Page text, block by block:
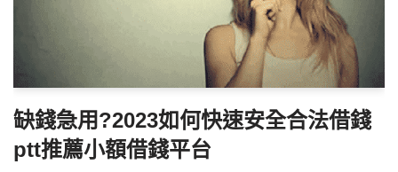
缺錢急用?2023如何快速安全合法借錢
ptt推薦小額借錢平台